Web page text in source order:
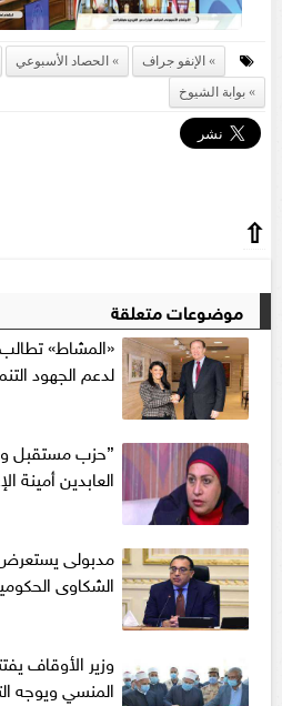
الإنفو جراف الحصاد الأسبوعي
بوابة الشيوخ
⇧
موضوعات متعلقة
«المشاط» تطالب
لدعم الجهود
”حزب مستقبل
العابدين أمينة
مدبولى
الشكاوى
وزير الأوقاف
المنسي ويوجه